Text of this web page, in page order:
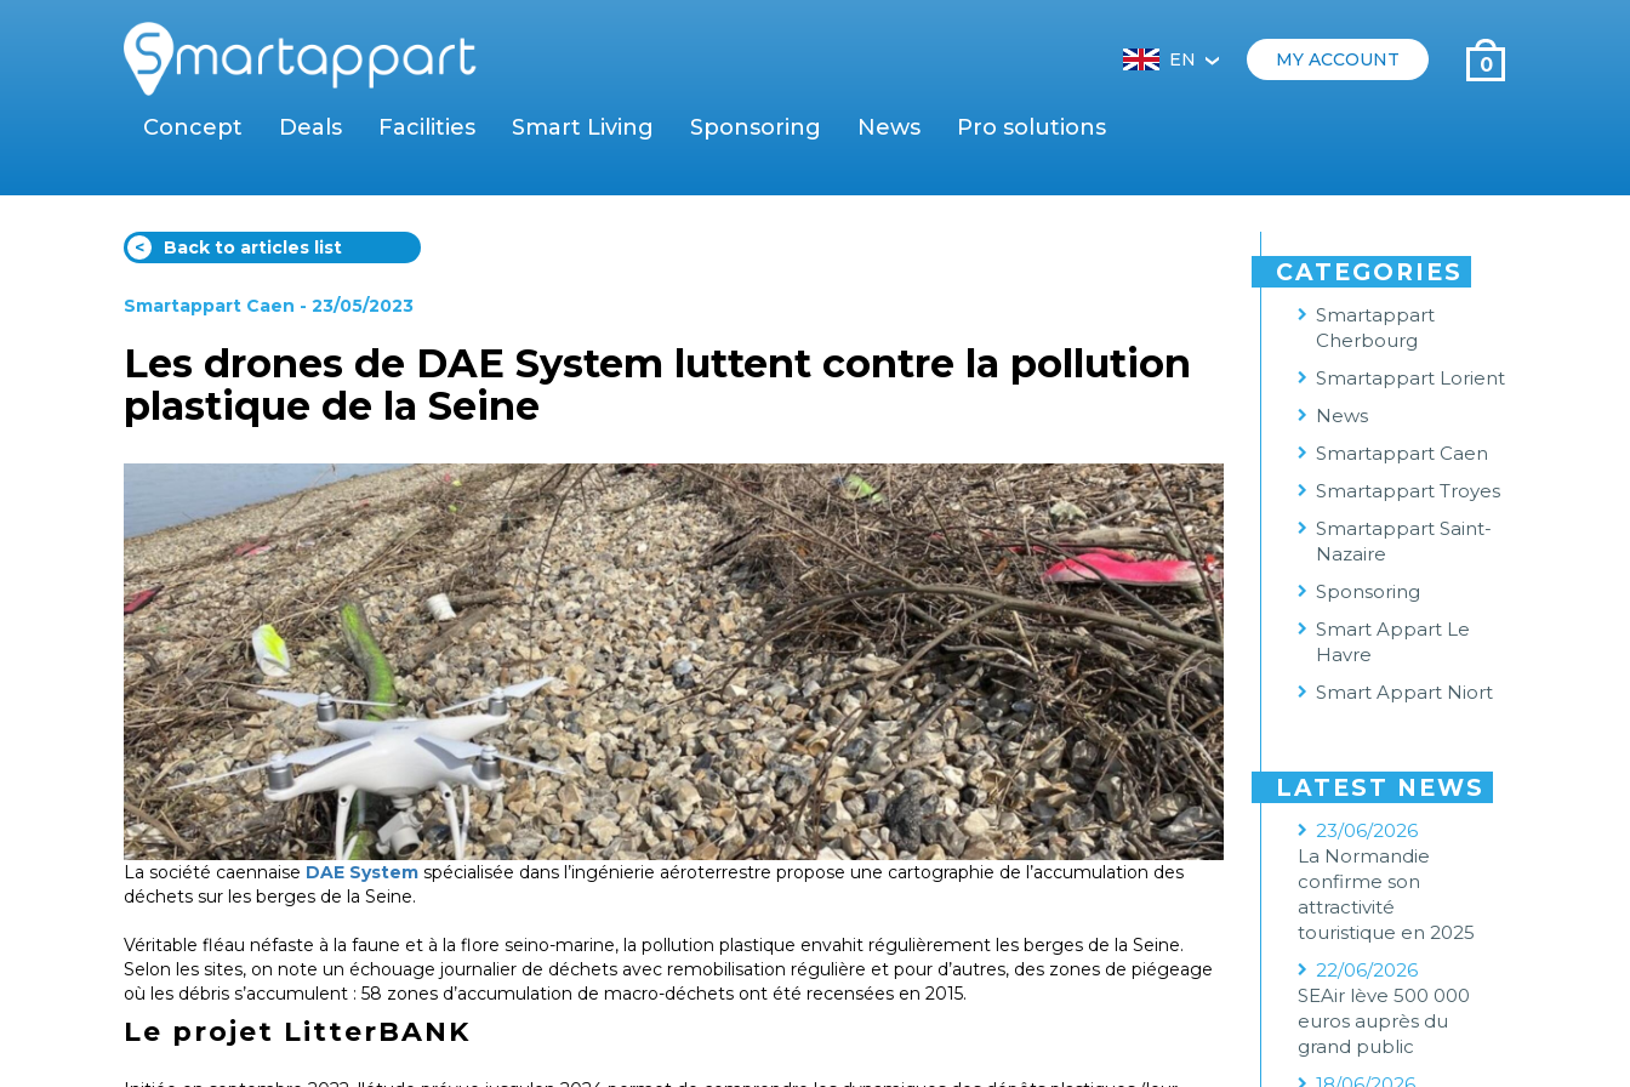
EN‹ MY ACCOUNT 0
Concept Deals Facilities Smart Living Sponsoring News Pro solutions
< Back to articles list
Smartappart Caen - 23/05/2023
Les drones de DAE System luttent contre la pollution
plastique de la Seine
La société caennaise DAE System spécialisée dans l’ingénierie aéroterrestre propose une cartographie de l’accumulation des
déchets sur les berges de la Seine.
Véritable fléau néfaste à la faune et à la flore seino-marine, la pollution plastique envahit régulièrement les berges de la Seine.
Selon les sites, on note un échouage journalier de déchets avec remobilisation régulière et pour d’autres, des zones de piégeage
où les débris s’accumulent : 58 zones d’accumulation de macro-déchets ont été recensées en 2015.
Le projet LitterBANK
CATEGORIES
Smartappart
Cherbourg
Smartappart Lorient
News
Smartappart Caen
Smartappart Troyes
Smartappart Saint-
Nazaire
Sponsoring
Smart Appart Le
Havre
Smart Appart Niort
LATEST NEWS
23/06/2026
La Normandie
confirme son
attractivité
touristique en 2025
22/06/2026
SEAir lève 500 000
euros auprès du
grand public